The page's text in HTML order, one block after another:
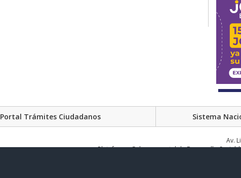
Portal Trámites Ciudadanos Sistema
Av.
Plataforma Gubernamental de Desarrollo Social